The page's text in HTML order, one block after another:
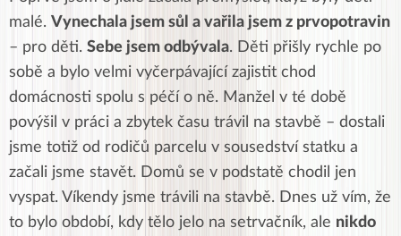
malé. Vynechala jsem sůl a vařila jsem z prvopotravin
– pro děti. Sebe jsem odbývala. Děti přišly rychle po
sobě a bylo velmi vyčerpávající zajistit chod
domácnosti spolu s péčí o ně. Manžel v té době
povýšil v práci a zbytek času trávil na stavbě – dostali
jsme totiž od rodičů parcelu v sousedství statku a
začali jsme stavět. Domů se v podstatě chodil jen
vyspat. Víkendy jsme trávili na stavbě. Dnes už vím, že
to bylo období, kdy tělo jelo na setrvačník, ale nikdo